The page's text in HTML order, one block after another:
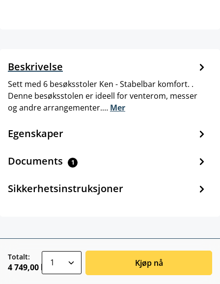
Beskrivelse
Sett med 6 besøksstoler Ken - Stabelbar komfort. .
Denne besøksstolen er ideell for venterom, messer
og andre arrangementer.… Mer
Egenskaper
Documents 1
Sikkerhetsinstruksjoner
Totalt:
4 749,00 kr Kjøp nå